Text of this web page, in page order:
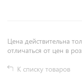
Цена действительна
отличаться от цен в
К списку товаров